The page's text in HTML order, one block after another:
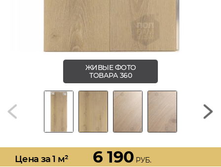
ЖИВЫЕ ФОТО
ТОВАРА 360
Цена за 1 м² 6 190 РУБ.